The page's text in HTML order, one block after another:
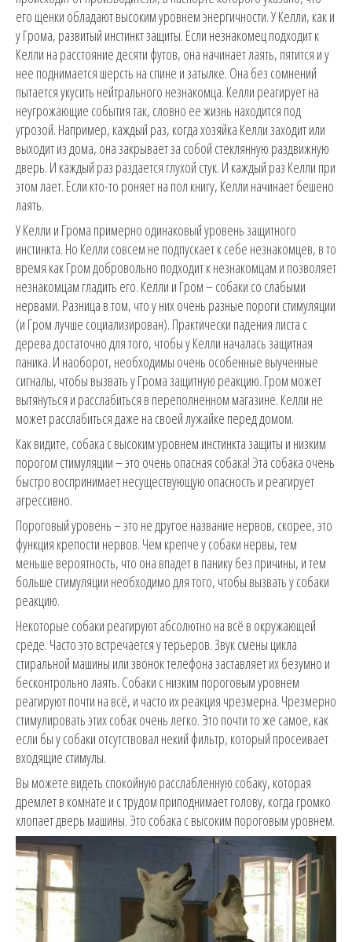
его щенки обладают высоким уровнем энергичности. У Келли, как и
у Грома, развитый инстинкт защиты. Если незнакомец подходит к
Келли на расстояние десяти футов, она начинает лаять, пятится и у
нее поднимается шерсть на спине и затылке. Она без сомнений
пытается укусить нейтрального незнакомца. Келли реагирует на
неугрожающие события так, словно ее жизнь находится под
угрозой. Например, каждый раз, когда хозяйка Келли заходит или
выходит из дома, она закрывает за собой стеклянную раздвижную
дверь. И каждый раз раздается глухой стук. И каждый раз Келли при
этом лает. Если кто-то роняет на пол книгу, Келли начинает бешено
лаять.
У Келли и Грома примерно одинаковый уровень защитного
инстинкта. Но Келли совсем не подпускает к себе незнакомцев, в то
время как Гром добровольно подходит к незнакомцам и позволяет
незнакомцам гладить его. Келли и Гром – собаки со слабыми
нервами. Разница в том, что у них очень разные пороги стимуляции
(и Гром лучше социализирован). Практически падения листа с
дерева достаточно для того, чтобы у Келли началась защитная
паника. И наоборот, необходимы очень особенные выученные
сигналы, чтобы вызвать у Грома защитную реакцию. Гром может
вытянуться и расслабиться в переполненном магазине. Келли не
может расслабиться даже на своей лужайке перед домом.
Как видите, собака с высоким уровнем инстинкта защиты и низким
порогом стимуляции – это очень опасная собака! Эта собака очень
быстро воспринимает несуществующую опасность и реагирует
агрессивно.
Пороговый уровень – это не другое название нервов, скорее, это
функция крепости нервов. Чем крепче у собаки нервы, тем
меньше вероятность, что она впадет в панику без причины, и тем
больше стимуляции необходимо для того, чтобы вызвать у собаки
реакцию.
Некоторые собаки реагируют абсолютно на всё в окружающей
среде. Часто это встречается у терьеров. Звук смены цикла
стиральной машины или звонок телефона заставляет их безумно и
бесконтрольно лаять. Собаки с низким пороговым уровнем
реагируют почти на всё, и часто их реакция чрезмерна. Чрезмерно
стимулировать этих собак очень легко. Это почти то же самое, как
если бы у собаки отсутствовал некий фильтр, который просеивает
входящие стимулы.
Вы можете видеть спокойную расслабленную собаку, которая
дремлет в комнате и с трудом приподнимает голову, когда громко
хлопает дверь машины. Это собака с высоким пороговым уровнем.